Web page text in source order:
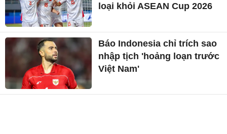
loại khỏi ASEAN Cup 2026
Báo Indonesia chỉ trích sao
nhập tịch 'hoảng loạn trước
Việt Nam'